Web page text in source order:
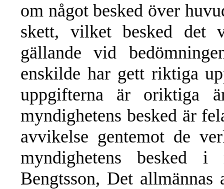
om något besked över
skett, vilket besked det
gällande vid
enskilde har gett riktiga
uppgifterna är oriktiga
myndighetens besked är
avvikelse gentemot de
myndighetens besked i
Bengtsson, Det allmännas